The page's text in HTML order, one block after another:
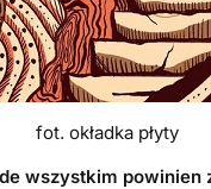
fot. okładka płyty
wszystkim powinien